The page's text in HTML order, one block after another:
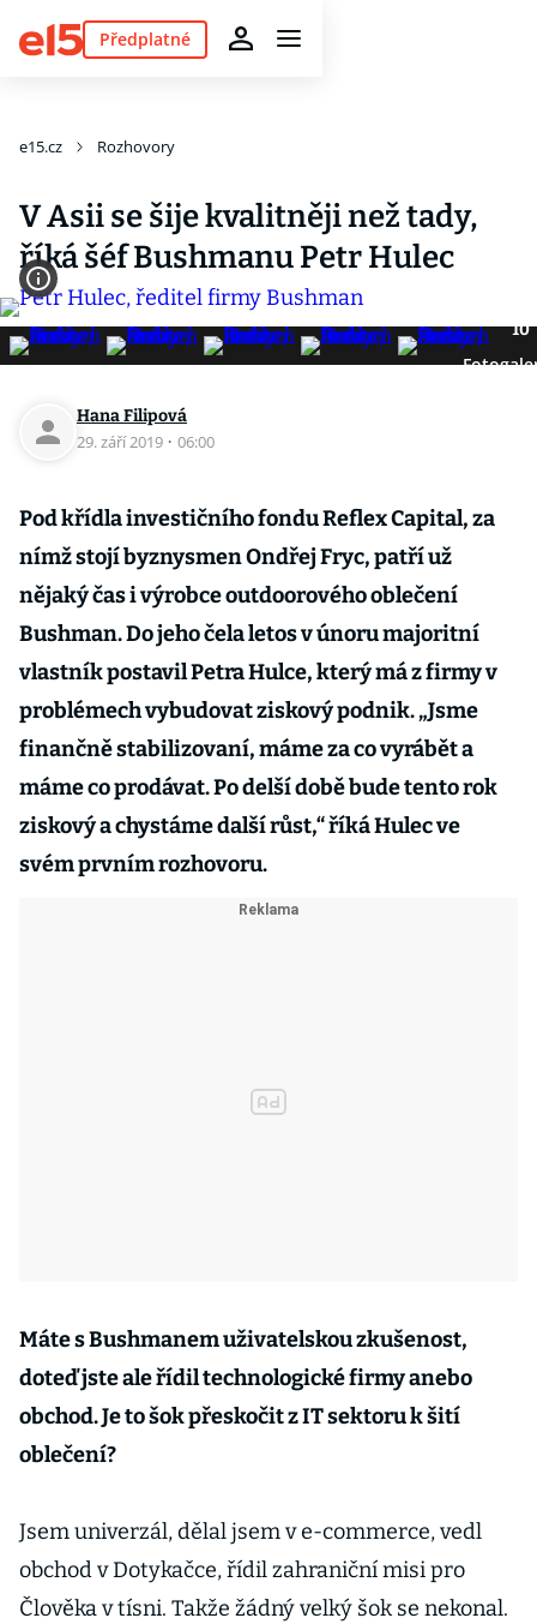
Předplatné
e15.cz Rozhovory
V Asii se šije kvalitněji než tady,
říká šéf Bushmanu Petr Hulec
10
Hana Filipová
29. září 2019 · 06:00
Pod křídla investičního fondu Reflex Capital, za
nímž stojí byznysmen Ondřej Fryc, patří už
nějaký čas i výrobce outdoorového oblečení
Bushman. Do jeho čela letos v únoru majoritní
vlastník postavil Petra Hulce, který má z firmy v
problémech vybudovat ziskový podnik. „Jsme
finančně stabilizovaní, máme za co vyrábět a
máme co prodávat. Po delší době bude tento rok
ziskový a chystáme další růst,“ říká Hulec ve
svém prvním rozhovoru.
Máte s Bushmanem uživatelskou zkušenost,
doteď jste ale řídil technologické firmy anebo
obchod. Je to šok přeskočit z IT sektoru k šití
oblečení?
Jsem univerzál, dělal jsem v e-commerce, vedl
obchod v Dotykačce, řídil zahraniční misi pro
Člověka v tísni. Takže žádný velký šok se nekonal.